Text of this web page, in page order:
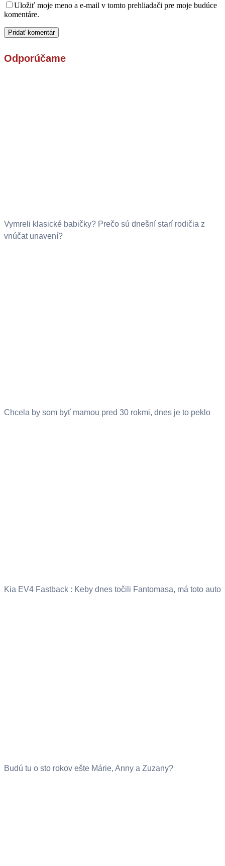
Uložiť moje meno a e-mail v tomto prehliadači pre moje budúce
komentáre.
Odporúčame
Vymreli klasické babičky? Prečo sú dnešní starí rodičia z
vnúčat unavení?
Chcela by som byť mamou pred 30 rokmi, dnes je to peklo
Kia EV4 Fastback : Keby dnes točili Fantomasa, má toto auto
Budú tu o sto rokov ešte Márie, Anny a Zuzany?